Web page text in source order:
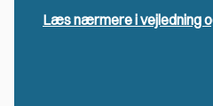
Læs nærmere i vejledning